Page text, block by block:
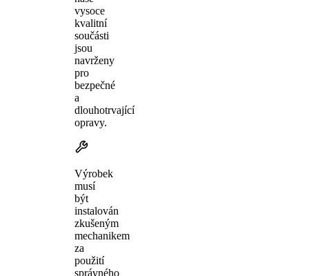
vysoce
kvalitní
součásti
jsou
navrženy
pro
bezpečné
a
dlouhotrvající
opravy.
Výrobek
musí
být
instalován
zkušeným
mechanikem
za
použití
správného